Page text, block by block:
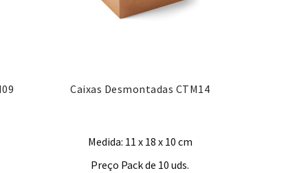
Caixas Desmontadas CTM14
Medida: 11 x 18 x 10 cm
Preço Pack de 10 uds.